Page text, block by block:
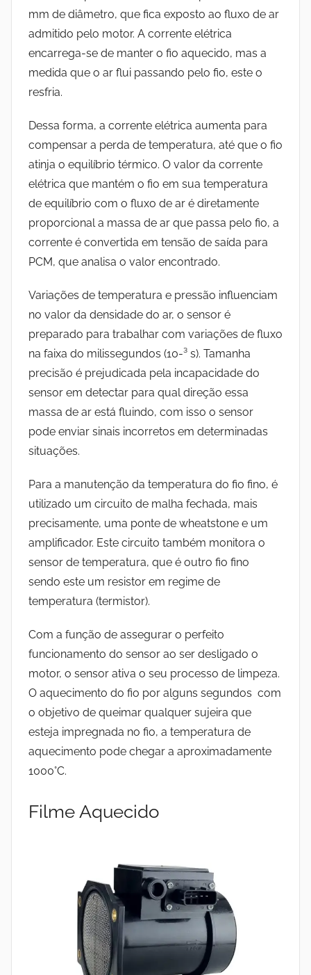
mm de diâmetro, que fica exposto ao fluxo de ar
admitido pelo motor. A corrente elétrica
encarrega-se de manter o fio aquecido, mas a
medida que o ar flui passando pelo fio, este o
resfria.
Dessa forma, a corrente elétrica aumenta para
compensar a perda de temperatura, até que o fio
atinja o equilíbrio térmico. O valor da corrente
elétrica que mantém o fio em sua temperatura
de equilíbrio com o fluxo de ar é diretamente
proporcional a massa de ar que passa pelo fio, a
corrente é convertida em tensão de saída para
PCM, que analisa o valor encontrado.
Variações de temperatura e pressão influenciam
no valor da densidade do ar, o sensor é
preparado para trabalhar com variações de fluxo
na faixa do milissegundos (10-³ s). Tamanha
precisão é prejudicada pela incapacidade do
sensor em detectar para qual direção essa
massa de ar está fluindo, com isso o sensor
pode enviar sinais incorretos em determinadas
situações.
Para a manutenção da temperatura do fio fino, é
utilizado um circuito de malha fechada, mais
precisamente, uma ponte de wheatstone e um
amplificador. Este circuito também monitora o
sensor de temperatura, que é outro fio fino
sendo este um resistor em regime de
temperatura (termistor).
Com a função de assegurar o perfeito
funcionamento do sensor ao ser desligado o
motor, o sensor ativa o seu processo de limpeza.
O aquecimento do fio por alguns segundos com
o objetivo de queimar qualquer sujeira que
esteja impregnada no fio, a temperatura de
aquecimento pode chegar a aproximadamente
1000°C.
Filme Aquecido